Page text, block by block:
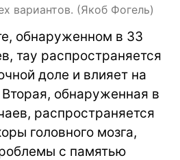
вариантов. (Якоб Фогель)
обнаруженном в 33
тау распространяется
доле и влияет на
обнаруженная в
распространяется
головного мозга,
с памятью